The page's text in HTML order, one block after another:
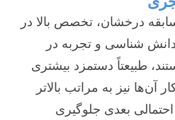
درخشان، تخصص بالا در
شناسی و تجربه در
طبیعتاً دستمزد بیشتری
آن‌ها نیز به مراتب بالاتر
بعدی جلوگیری